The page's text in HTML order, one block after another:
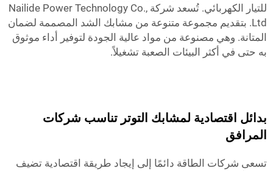
للتيار الكهربائي. تُسعد شركة Nailide Power Technology Co.,
Ltd. بتقديم مجموعة متنوعة من مشابك الشد المصممة لضمان
المتانة. وهي مصنوعة من مواد عالية الجودة لتوفير أداء موثوق
به حتى في أكثر البيئات الصعبة تشغيلاً.
بدائل اقتصادية لمشابك التوتر تناسب شركات
المرافق
تسعى شركات الطاقة دائمًا إلى إيجاد طريقة اقتصادية تضيف